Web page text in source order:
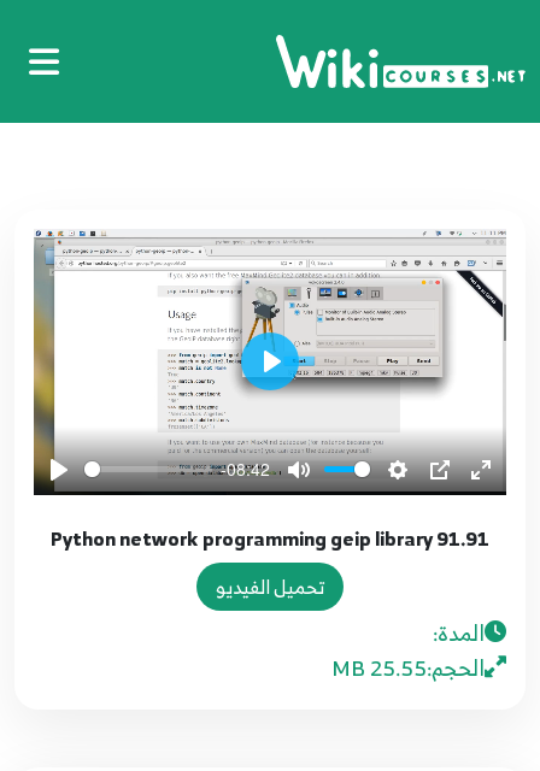
-08:42
Play
91.91 Python network programming geip library
تحميل الفيديو
المدة:
الحجم:25.55 MB
85
79.79 Python network programming JSON
87
81.81 Python network programming IP
82.82 Python network programming IP
89
83.83 Python network programming IP
adresses
90
84.84 Python network programming IP
adresses